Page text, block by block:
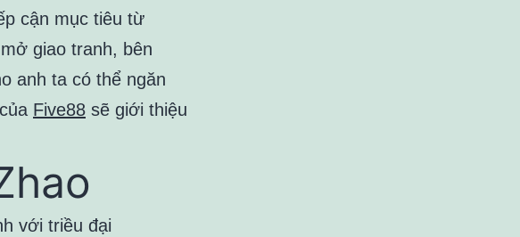
cận mục tiêu từ
giao tranh, bên
anh ta có thể ngăn
Five88 sẽ giới thiệu
với triều đại